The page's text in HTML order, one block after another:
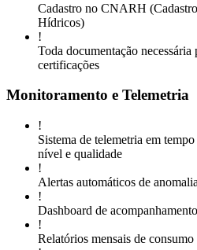
Cadastro no CNARH
Hídricos)
!
Toda documentação
certificações
Monitoramento e Telemetria
!
Sistema de telemetria em
nível e qualidade
!
Alertas automáticos de
!
Dashboard de
!
Relatórios mensais de